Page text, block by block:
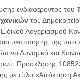
ενδιαφέροντος του
του
Λογαριασμού
υλοποίησης της υπό
Δυναμικό και
Πρόσκλησης
με τίτλο «Απόκτηση